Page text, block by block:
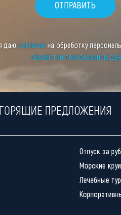
даюсогласие на обработку
обработки персональных
ПРЕДЛОЖЕНИЯ
Отпуск за
Морские
Лечебные